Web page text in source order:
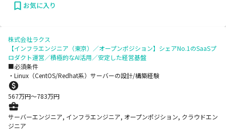
お気に入り
株式会社ラクス
【インフラエンジニア（東京）／オープンポジション】シェアNo.1のSaaSプ
ロダクト運営／積極的なAI活用／安定した経営基盤
■必須条件
・Linux（CentOS/Redhat系）サーバーの設計/構築経験
567万円〜783万円
サーバーエンジニア, インフラエンジニア, オープンポジション, クラウドエン
ジニア